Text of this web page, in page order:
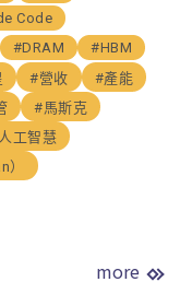
Code
#DRAM
#HBM
#營收
#產能
#馬斯克
工智慧
more